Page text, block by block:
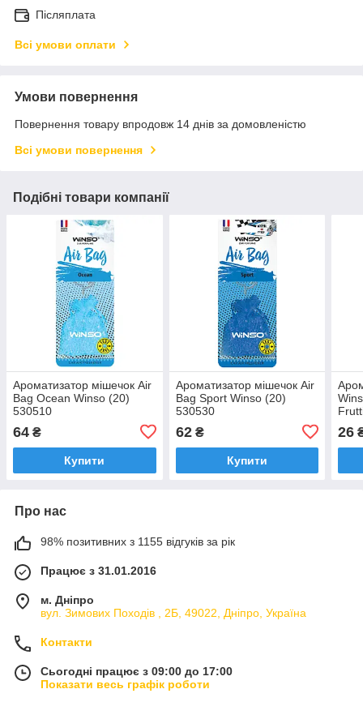
Післяплата
Всі умови оплати
Умови повернення
Повернення товару впродовж 14 днів за домовленістю
Всі умови повернення
Подібні товари компанії
Ароматизатор мішечок Air
Bag Ocean Winso (20)
530510
64 ₴
Купити
Ароматизатор мішечок Air
Bag Sport Winso (20)
530530
62₴
Купити
26
Про нас
98% позитивних з 1155 відгуків за рік
Працює з 31.01.2016
м. Дніпро
вул. Зимових Походiв , 2Б, 49022, Дніпро, Україна
Контакти
Сьогодні працює з 09:00 до 17:00
Показати весь графік роботи